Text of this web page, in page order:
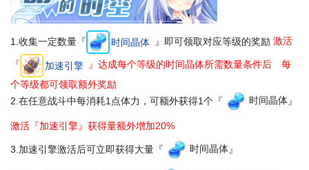
1.收集一定数量『 时间晶体 』即可领取对应等级的奖励 激活
『 加速引擎 』达成每个等级的时间晶体所需数量条件后 每
个等级都可领取额外奖励
2.在任意战斗中每消耗1点体力，可额外获得1个『
时间晶体』
激活『加速引擎』获得量额外增加20%
3.加速引擎激活后可立即获得大量『 时间晶体』